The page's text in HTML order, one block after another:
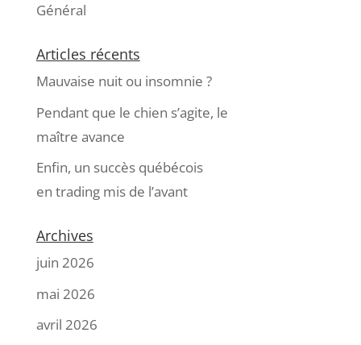
Général
Articles récents
Mauvaise nuit ou insomnie ?
Pendant que le chien s’agite, le
maître avance
Enfin, un succès québécois
en trading mis de l’avant
Archives
juin 2026
mai 2026
avril 2026